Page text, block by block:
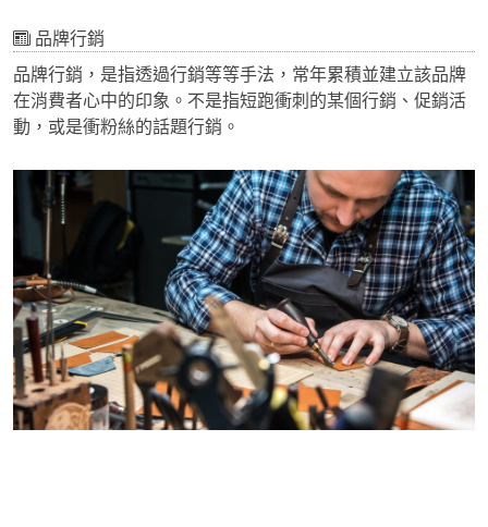
品牌行銷
品牌行銷，是指透過行銷等等手法，常年累積並建立該品牌
在消費者心中的印象。不是指短跑衝刺的某個行銷、促銷活
動，或是衝粉絲的話題行銷。